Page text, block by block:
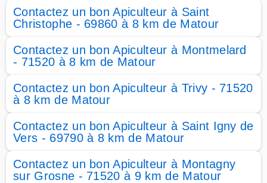
Contactez un bon Apiculteur à Saint
Christophe - 69860 à 8 km de Matour
Contactez un bon Apiculteur à Montmelard
- 71520 à 8 km de Matour
Contactez un bon Apiculteur à Trivy - 71520
à 8 km de Matour
Contactez un bon Apiculteur à Saint Igny de
Vers - 69790 à 8 km de Matour
Contactez un bon Apiculteur à Montagny
sur Grosne - 71520 à 9 km de Matour